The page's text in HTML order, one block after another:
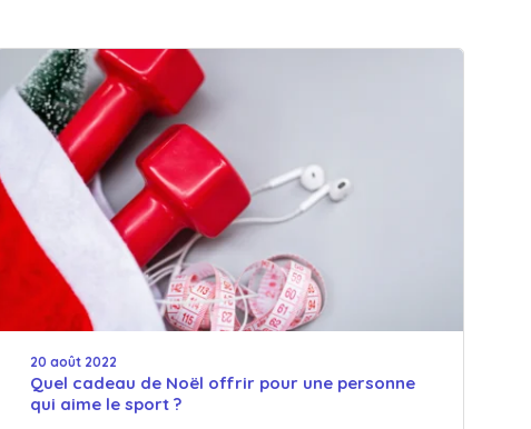
20 août 2022
Quel cadeau de Noël offrir pour une personne
qui aime le sport ?